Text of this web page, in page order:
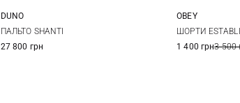
38 40
DUNO
ПАЛЬТО SHANTI
27 800 грн
XS
OBEY
ШОРТИ
1 400 грн3 500